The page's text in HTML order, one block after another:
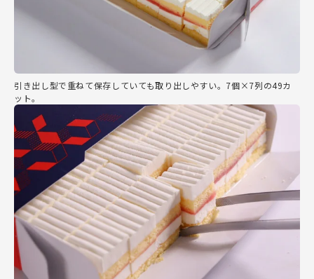
引き出し型で重ねて保存していても取り出しやすい。7個×7列の49カ
ット。